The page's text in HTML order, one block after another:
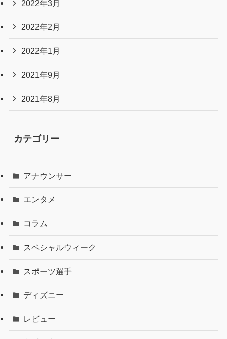
2022年3月
2022年2月
2022年1月
2021年9月
2021年8月
カテゴリー
アナウンサー
エンタメ
コラム
スペシャルウィーク
スポーツ選手
ディズニー
レビュー